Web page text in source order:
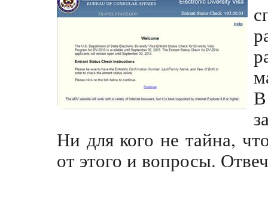
Ни для кого не тайна,
от этого и вопросы.